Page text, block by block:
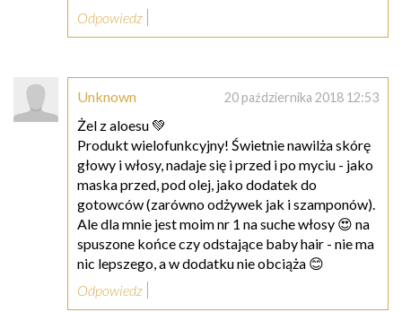
Odpowiedz
Unknown 20 października 2018 12:53
Żel z aloesu 💚
Produkt wielofunkcyjny! Świetnie nawilża skórę
głowy i włosy, nadaje się i przed i po myciu - jako
maska przed, pod olej, jako dodatek do
gotowców (zarówno odżywek jak i szamponów).
Ale dla mnie jest moim nr 1 na suche włosy 😍 na
spuszone końce czy odstające baby hair - nie ma
nic lepszego, a w dodatku nie obciąża 😊
Odpowiedz